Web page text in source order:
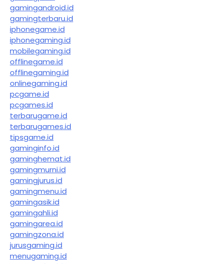
gamingandroid.id
gamingterbaru.id
iphonegame.id
iphonegaming.id
mobilegaming.id
offlinegame.id
offlinegaming.id
onlinegaming.id
pcgame.id
pcgames.id
terbarugame.id
terbarugames.id
tipsgame.id
gaminginfo.id
gaminghemat.id
gamingmurni.id
gamingjurus.id
gamingmenu.id
gamingasik.id
gamingahli.id
gamingarea.id
gamingzona.id
jurusgaming.id
menugaming.id